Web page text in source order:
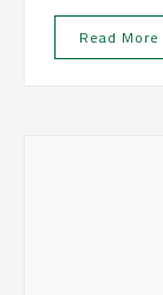
Read More